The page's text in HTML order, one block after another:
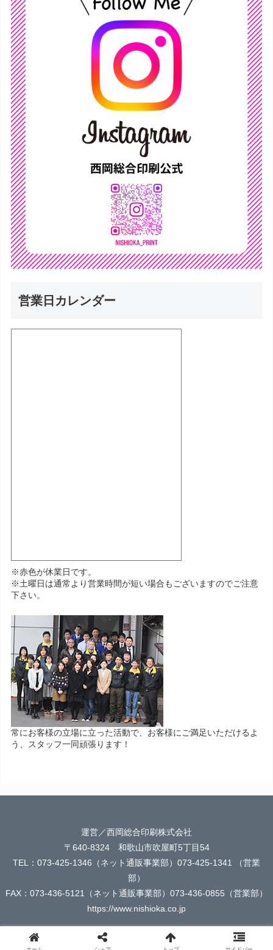
営業日カレンダー
※赤色が休業日です。
※土曜日は通常より営業時間が短い場合もございますのでご注意
下さい。
常にお客様の立場に立った活動で、お客様にご満足いただけるよ
う、スタッフ一同頑張ります！
運営／西岡総合印刷株式会社
〒640-8324 和歌山市吹屋町5丁目54
TEL：073-425-1346（ネット通販事業部）073-425-1341 （営業
部）
FAX：073-436-5121（ネット通販事業部）073-436-0855（営業部）
https://www.nishioka.co.jp